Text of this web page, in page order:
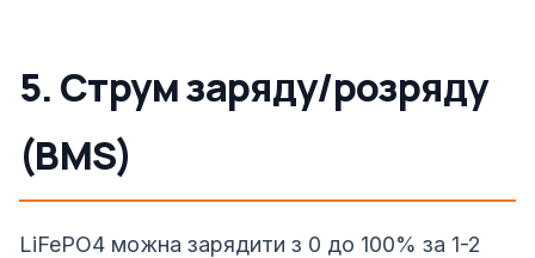
5. Струм заряду/розряду
(BMS)
LiFePO4 можна зарядити з 0 до 100% за 1-2